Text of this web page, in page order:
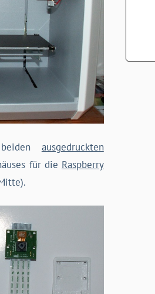
ausgedruckten
für die Raspberry